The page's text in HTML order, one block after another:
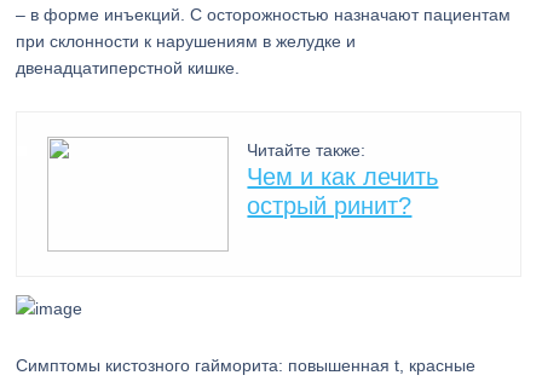
– в форме инъекций. С осторожностью назначают пациентам
при склонности к нарушениям в желудке и
двенадцатиперстной кишке.
Читайте также:
Чем и как лечить
острый ринит?
Симптомы кистозного гайморита: повышенная t, красные